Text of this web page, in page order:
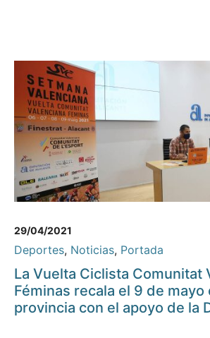
29/04/2021
Deportes, Noticias, Portada
La Vuelta Ciclista Comunitat
Féminas recala el 9 de mayo
provincia con el apoyo de la